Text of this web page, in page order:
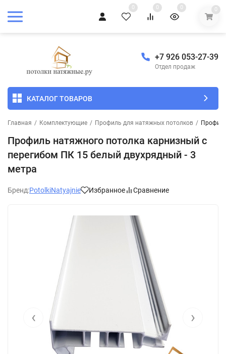
0 0 0 0
+7 926 053-27-39
Отдел продаж
КАТАЛОГ ТОВАРОВ
Главная / Комплектующие / Профиль для натяжных потолков /
Профиль натяжного потолка карнизный с
перегибом ПК 15 белый двухрядный - 3
метра
Бренд:PotolkiNatyajnie Избранное Сравнение
‹ ›